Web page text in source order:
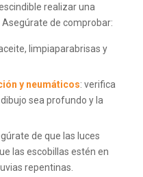
realizar una
de comprobar:
limpiaparabrisas y
y neumáticos: verifica
sea profundo y la
de que las luces
las escobillas estén en
repentinas.